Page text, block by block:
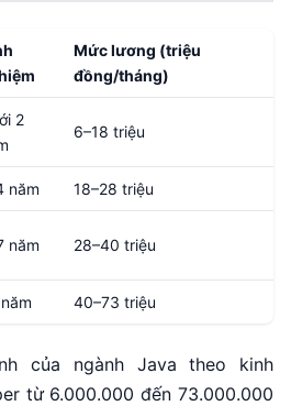
Mức lương (triệu
đồng/tháng)
2
6–18 triệu
năm 18–28 triệu
năm 28–40 triệu
40–73 triệu
của ngành Java theo kinh
từ 6.000.000 đến 73.000.000